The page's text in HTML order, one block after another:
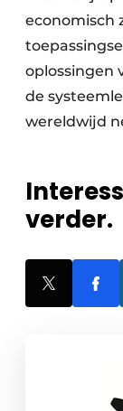
economisch
oplossingen
de
wereldwijd
verder.